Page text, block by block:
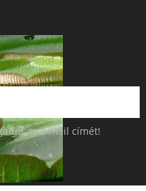
az e-mail címét!